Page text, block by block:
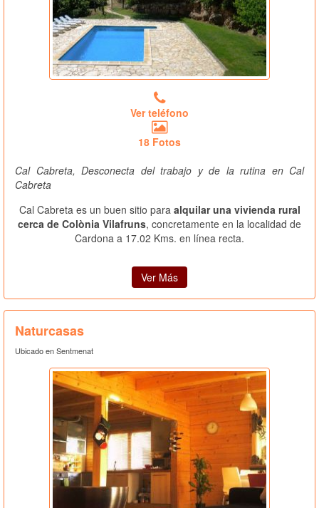
Ver teléfono
18 Fotos
Cal Cabreta, Desconecta del trabajo y de la rutina en Cal
Cabreta
Cal Cabreta es un buen sitio para alquilar una vivienda rural
cerca de Colònia Vilafruns, concretamente en la localidad de
Cardona a 17.02 Kms. en línea recta.
Ver Más
Naturcasas
Ubicado en Sentmenat